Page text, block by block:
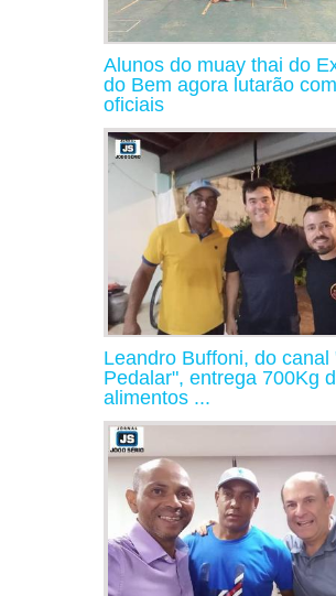
Alunos do muay thai do
do Bem agora lutarão
oficiais
Leandro Buffoni, do canal
Pedalar", entrega 700Kg
alimentos ...